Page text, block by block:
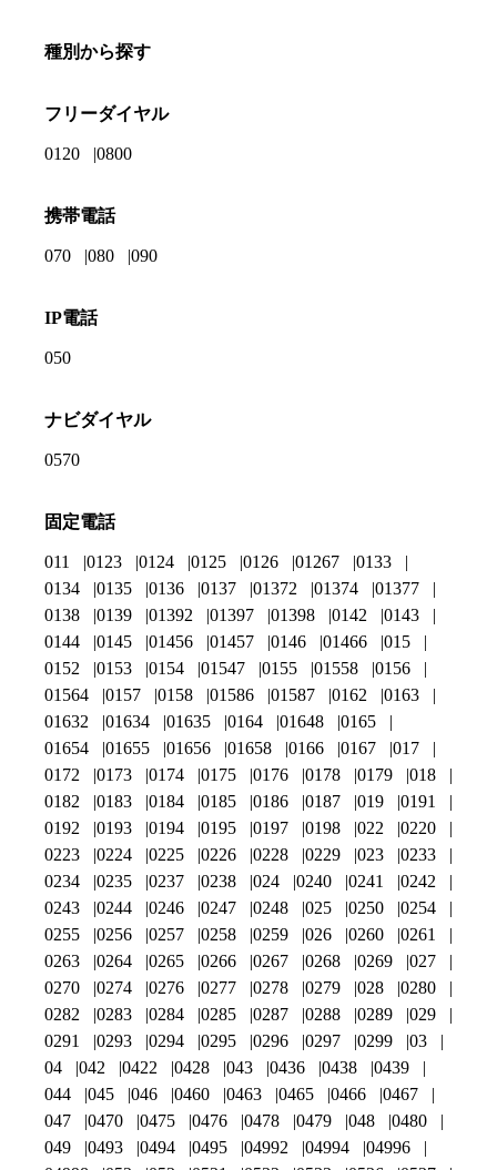
種別から探す
フリーダイヤル
0120 0800
携帯電話
070 080 090
IP電話
050
ナビダイヤル
0570
固定電話
011 0123 0124 0125 0126 01267
0133
0134
0135 0136 0137 01372 01374
01377
0138
0139 01392 01397 01398 0142
0143
0144
0145 01456 01457 0146 01466
015
0152
0153 0154 01547 0155 01558
0156
01564
0157 0158 01586 01587 0162
0163
01632
01634 01635 0164 01648
0165
01654
01655 01656 01658 0166 0167
017
0172
0173 0174 0175 0176 0178 0179
018
0182
0183 0184 0185 0186 0187 019
0191
0192
0193 0194 0195 0197 0198 022
0220
0223
0224 0225 0226 0228 0229 023
0233
0234
0235 0237 0238 024 0240 0241
0242
0243
0244 0246 0247 0248 025 0250
0254
0255
0256 0257 0258 0259 026 0260
0261
0263
0264 0265 0266 0267 0268 0269
027
0270
0274 0276 0277 0278 0279 028
0280
0282
0283 0284 0285 0287 0288 0289
029
0291
0293 0294 0295 0296 0297 0299
03
04
042 0422 0428 043 0436 0438
0439
044
045 046 0460 0463 0465 0466
0467
047
0470 0475 0476 0478 0479 048
0480
049
0493 0494 0495 04992 04994
04996